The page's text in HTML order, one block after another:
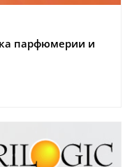
парфюмерии и